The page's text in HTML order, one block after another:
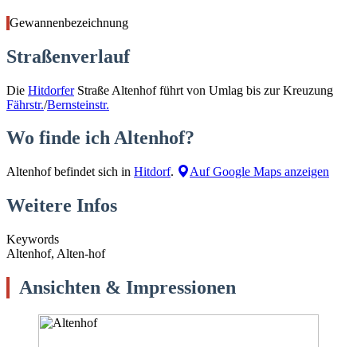
Gewannenbezeichnung
Straßenverlauf
Die HitdorferStraße Altenhof führt von Umlag bis zur Kreuzung
Fährstr./Bernsteinstr.
Wo finde ich Altenhof?
Altenhof befindet sich in Hitdorf. Auf Google Maps anzeigen
Weitere Infos
Keywords
Altenhof, Alten-hof
Ansichten & Impressionen